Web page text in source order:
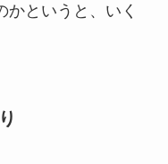
かというと、いく